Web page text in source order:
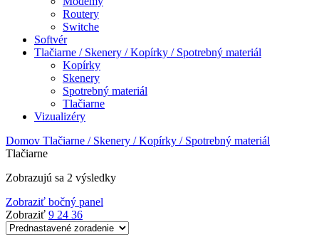
Routery
Switche
Softvér
Tlačiarne / Skenery / Kopírky / Spotrebný materiál
Kopírky
Skenery
Spotrebný materiál
Tlačiarne
Vizualizéry
Domov Tlačiarne / Skenery / Kopírky / Spotrebný materiál
Tlačiarne
Zobrazujú sa 2 výsledky
Zobraziť bočný panel
Zobraziť 9 24 36